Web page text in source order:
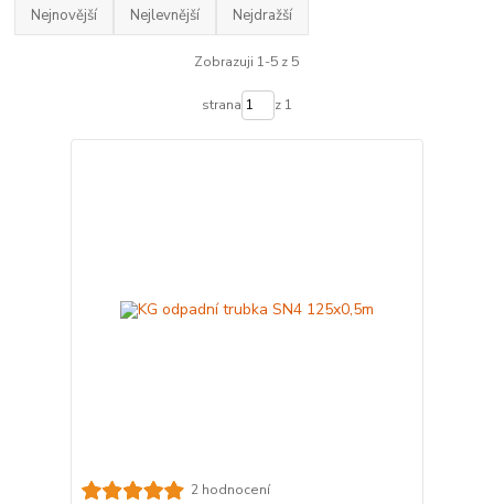
Nejnovější Nejlevnější Nejdražší
Zobrazuji 1-5 z 5
strana z 1
2 hodnocení